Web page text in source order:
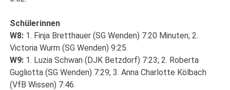
Schülerinnen
W8: 1. Finja Bretthauer (SG Wenden) 7:20 Minuten; 2.
Victoria Wurm (SG Wenden) 9:25.
W9: 1. Luzia Schwan (DJK Betzdorf) 7:23; 2. Roberta
Gugliotta (SG Wenden) 7:29; 3. Anna Charlotte Kölbach
(VfB Wissen) 7:46.